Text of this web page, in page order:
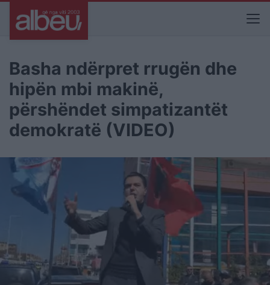
Basha ndërpret rrugën dhe
hipën mbi makinë,
përshëndet simpatizantët
demokratë (VIDEO)